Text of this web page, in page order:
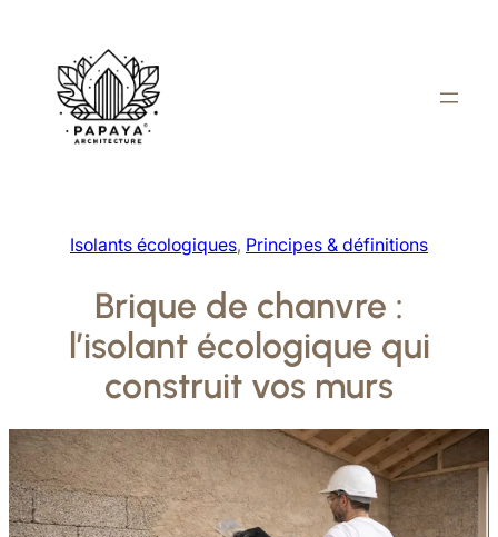
contenu
Isolants écologiques, Principes & définitions
Brique de chanvre :
l’isolant écologique qui
construit vos murs